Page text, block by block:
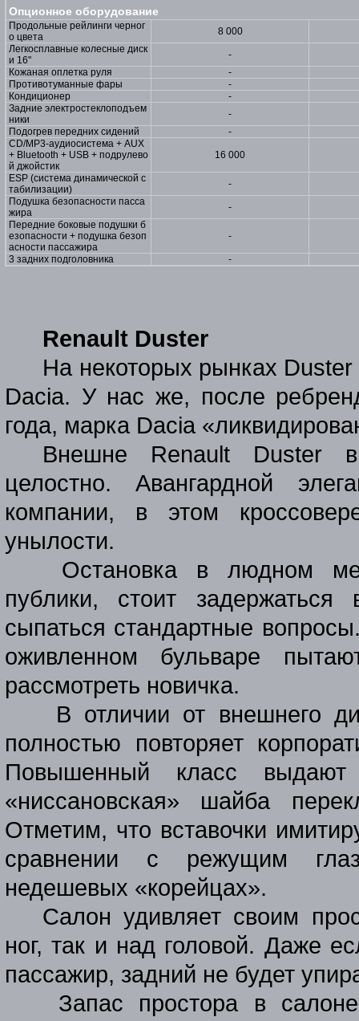
Опционное оборудование
Продольные рейлинги черног
о цвета
8 000
Легкосплавные колесные диск
и 16"
-
Кожаная оплетка руля
-
Противотуманные фары
-
Кондиционер
-
Задние электростеклоподъем
ники
-
Подогрев передних сидений
-
CD/MP3-аудиосистема + AUX
+ Bluetooth + USB + подрулево
й джойстик
16 000
ESP (система динамической с
табилизации)
-
Подушка безопасности пасса
жира
-
Передние боковые подушки б
езопасности + подушка безоп
асности пассажира
-
3 задних подголовника -
Renault Duster
На некоторых рынках Duster
Dacia. У нас же, после
года, марка Dacia
Внешне Renault Duster
целостно. Авангардной
компании, в этом
унылости.
Остановка в людном
публики, стоит
сыпаться стандартные
оживленном бульваре
рассмотреть новичка.
В отличии от внешнего
полностью повторяет
Повышенный класс
«ниссановская» шайба
Отметим, что вставочки
сравнении с режущим
недешевых «корейцах».
Салон удивляет своим
ног, так и над головой. Даже
пассажир, задний не будет
Запас простора в